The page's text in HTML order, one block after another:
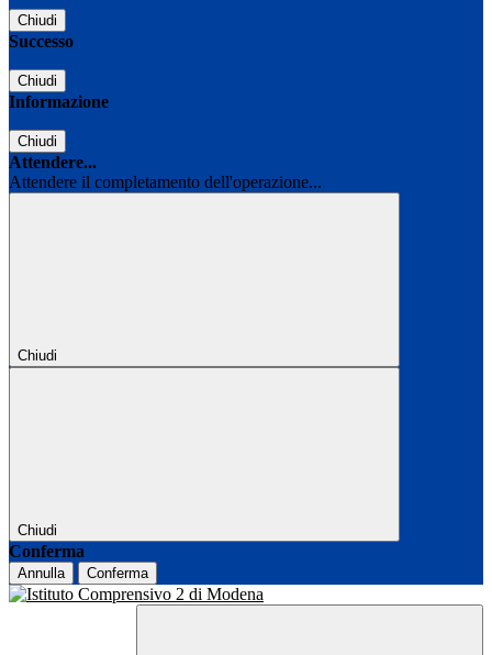
Chiudi
Successo
Chiudi
Informazione
Chiudi
Attendere...
Attendere il completamento dell'operazione...
Chiudi
Chiudi
Conferma
Annulla Conferma